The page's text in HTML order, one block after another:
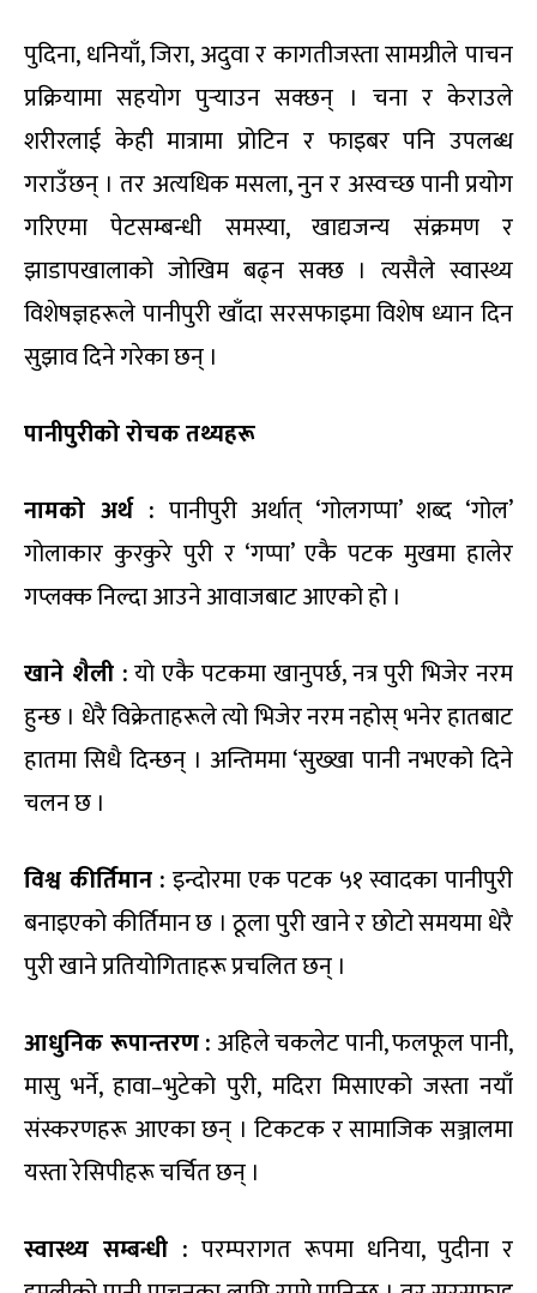
पुदिना, धनियाँ, जिरा, अदुवा र कागतीजस्ता सामग्रीले पाचन
प्रक्रियामा सहयोग पुर्‍याउन सक्छन् । चना र केराउले
शरीरलाई केही मात्रामा प्रोटिन र फाइबर पनि उपलब्ध
गराउँछन् । तर अत्यधिक मसला, नुन र अस्वच्छ पानी प्रयोग
गरिएमा पेटसम्बन्धी समस्या, खाद्यजन्य संक्रमण र
झाडापखालाको जोखिम बढ्न सक्छ । त्यसैले स्वास्थ्य
विशेषज्ञहरूले पानीपुरी खाँदा सरसफाइमा विशेष ध्यान दिन
सुझाव दिने गरेका छन् ।
पानीपुरीको रोचक तथ्यहरू
नामको अर्थ : पानीपुरी अर्थात् ‘गोलगप्पा’ शब्द ‘गोल’
गोलाकार कुरकुरे पुरी र ‘गप्पा’ एकै पटक मुखमा हालेर
गप्लक्क निल्दा आउने आवाजबाट आएको हो ।
खाने शैली :यो एकै पटकमा खानुपर्छ, नत्र पुरी भिजेर नरम
हुन्छ । धेरै विक्रेताहरूले त्यो भिजेर नरम नहोस् भनेर हातबाट
हातमा सिधै दिन्छन् । अन्तिममा ‘सुख्खा पानी नभएको दिने
चलन छ ।
विश्व कीर्तिमान : इन्दोरमा एक पटक ५१ स्वादका पानीपुरी
बनाइएको कीर्तिमान छ । ठूला पुरी खाने र छोटो समयमा धेरै
पुरी खाने प्रतियोगिताहरू प्रचलित छन् ।
आधुनिक रूपान्तरण :अहिले चकलेट पानी, फलफूल पानी,
मासु भर्ने, हावा–भुटेको पुरी, मदिरा मिसाएको जस्ता नयाँ
संस्करणहरू आएका छन् । टिकटक र सामाजिक सञ्जालमा
यस्ता रेसिपीहरू चर्चित छन् ।
स्वास्थ्य सम्बन्धी : परम्परागत रूपमा धनिया, पुदीना र